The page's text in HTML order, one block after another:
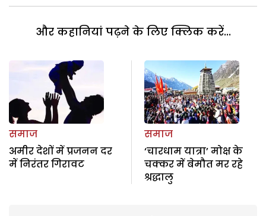
और कहानियां पढ़ने के लिए क्लिक करें...
समाज
अमीर देशों में प्रजनन दर
में निरंतर गिरावट
समाज
‘चारधाम यात्रा’ मोक्ष के
चक्कर में बेमौत मर रहे
श्रद्धालु